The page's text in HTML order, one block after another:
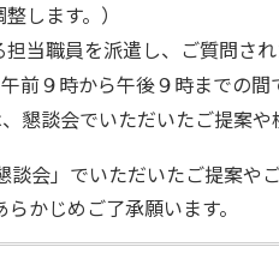
します。）
当職員を派遣し、ご質問さ
前９時から午後９時までの間
懇談会でいただいたご提案
談会」でいただいたご提案
かじめご了承願います。